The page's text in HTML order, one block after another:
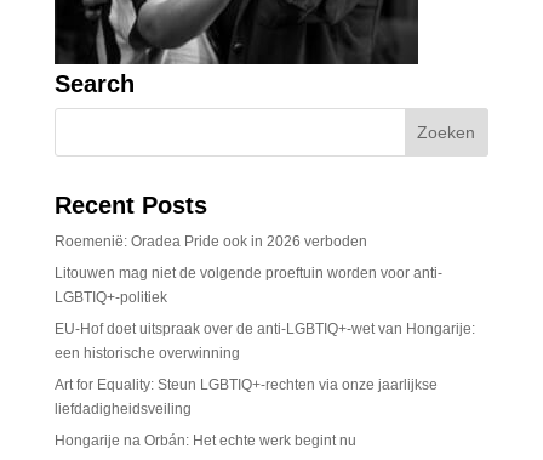
Search
Recent Posts
Roemenië: Oradea Pride ook in 2026 verboden
Litouwen mag niet de volgende proeftuin worden voor anti-
LGBTIQ+-politiek
EU-Hof doet uitspraak over de anti-LGBTIQ+-wet van Hongarije:
een historische overwinning
Art for Equality: Steun LGBTIQ+-rechten via onze jaarlijkse
liefdadigheidsveiling
Hongarije na Orbán: Het echte werk begint nu